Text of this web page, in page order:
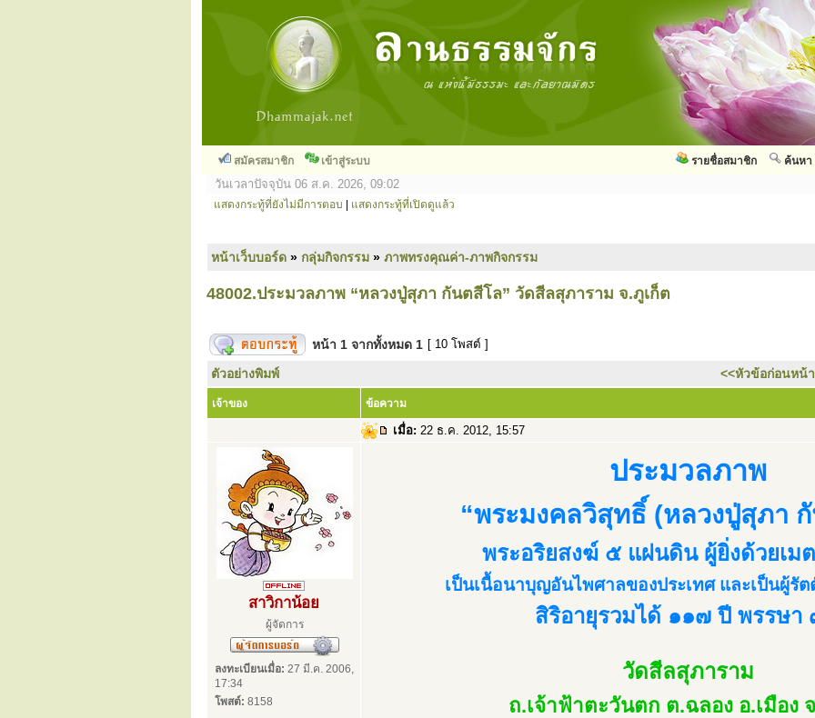
สมัครสมาชิก เข้าสู่ระบบ ค้นหา
รายชื่อสมาชิก
วันเวลาปัจจุบัน 06 ส.ค. 2026, 09:02
แสดงกระทู้ที่ยังไม่มีการตอบ แสดงกระทู้ที่เปิดดูแล้ว
หน้าเว็บบอร์ด » กลุ่มกิจกรรม » ภาพทรงคุณค่า-ภาพกิจกรรม
48002.ประมวลภาพ “หลวงปู่สุภา กันตสีโล” วัดสีลสุภาราม จ.ภูเก็ต
หน้า 1 จากทั้งหมด 1 [ 10 โพสต์ ]
ตัวอย่างพิมพ์ <<หัวข้อก่อนหน้า
เจ้าของ ข้อความ
เมื่อ: 22 ธ.ค. 2012, 15:57
สาวิกาน้อย
ผู้จัดการ
ลงทะเบียนเมื่อ: 27 มี.ค. 2006,
17:34
โพสต์: 8158
ประมวลภาพ
“พระมงคลวิสุทธิ์ (หลวงปู่สุภา
พระอริยสงฆ์ ๕ แผ่นดิน ผู้ยิ่งด้วยเม
เป็นเนื้อนาบุญอันไพศาลของประเทศ และเป็นผู้รั
สิริอายุรวมได้ ๑๑๗ ปี พรรษา
วัดสีลสุภาราม
ถ.เจ้าฟ้าตะวันตก ต.ฉลอง อ.เมือง